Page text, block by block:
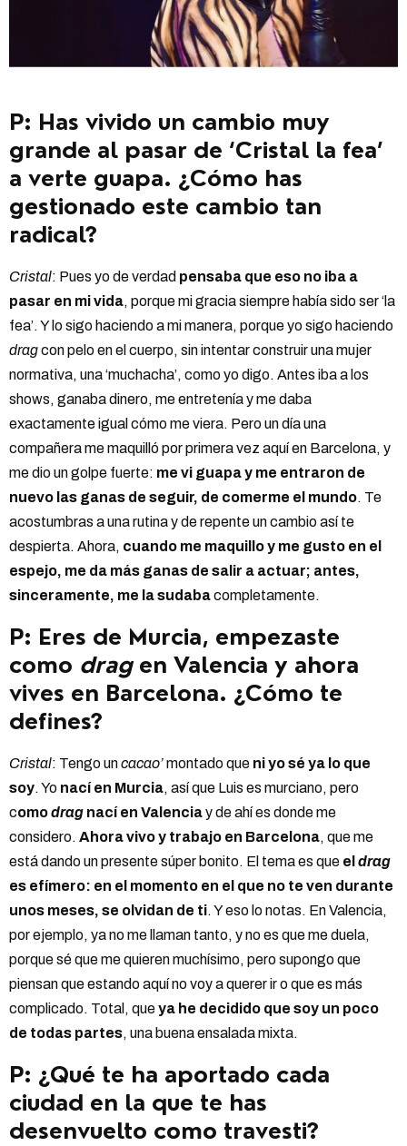
P: Has vivido un cambio muy
grande al pasar de ‘Cristal la fea’
a verte guapa. ¿Cómo has
gestionado este cambio tan
radical?
Cristal: Pues yo de verdad pensaba que eso no iba a
pasar en mi vida, porque mi gracia siempre había sido ser ‘la
fea’. Y lo sigo haciendo a mi manera, porque yo sigo haciendo
dragcon pelo en el cuerpo, sin intentar construir una mujer
normativa, una ‘muchacha’, como yo digo. Antes iba a los
shows, ganaba dinero, me entretenía y me daba
exactamente igual cómo me viera. Pero un día una
compañera me maquilló por primera vez aquí en Barcelona, y
me dio un golpe fuerte: me vi guapa y me entraron de
nuevo las ganas de seguir, de comerme el mundo. Te
acostumbras a una rutina y de repente un cambio así te
despierta. Ahora, cuando me maquillo y me gusto en el
espejo, me da más ganas de salir a actuar; antes,
sinceramente, me la sudabacompletamente.
P: Eres de Murcia, empezaste
como drag en Valencia y ahora
vives en Barcelona. ¿Cómo te
defines?
Cristal: Tengo uncacao’montado que ni yo sé ya lo que
soy. Yo nací en Murcia, así que Luis es murciano, pero
comodrag nací en Valenciay de ahí es donde me
considero. Ahora vivo y trabajo en Barcelona, que me
está dando un presente súper bonito. El tema es que el drag
es efímero: en el momento en el que no te ven durante
unos meses, se olvidan de ti. Y eso lo notas. En Valencia,
por ejemplo, ya no me llaman tanto, y no es que me duela,
porque sé que me quieren muchísimo, pero supongo que
piensan que estando aquí no voy a querer ir o que es más
complicado. Total, queya he decidido que soy un poco
de todas partes, una buena ensalada mixta.
P: ¿Qué te ha aportado cada
ciudad en la que te has
desenvuelto como travesti?